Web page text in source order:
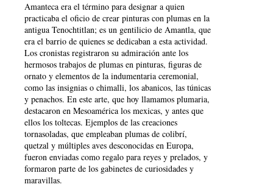
Amanteca era el término para designar a quien
practicaba el oficio de crear pinturas con plumas en la
antigua Tenochtitlan; es un gentilicio de Amantla, que
era el barrio de quienes se dedicaban a esta actividad.
Los cronistas registraron su admiración ante los
hermosos trabajos de plumas en pinturas, figuras de
ornato y elementos de la indumentaria ceremonial,
como las insignias o chimalli, los abanicos, las túnicas
y penachos. En este arte, que hoy llamamos plumaria,
destacaron en Mesoamérica los mexicas, y antes que
ellos los toltecas. Ejemplos de las creaciones
tornasoladas, que empleaban plumas de colibrí,
quetzal y múltiples aves desconocidas en Europa,
fueron enviadas como regalo para reyes y prelados, y
formaron parte de los gabinetes de curiosidades y
maravillas.